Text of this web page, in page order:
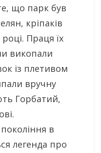
що парк був
кріпаків
Праця їх
викопали
із плетивом
вручну
Горбатий,
в
легенда про